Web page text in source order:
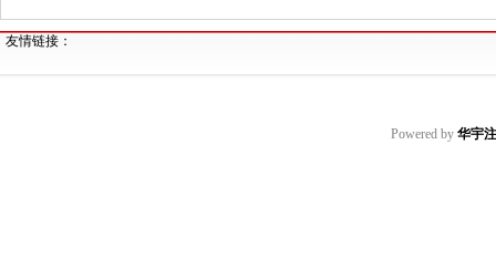
友情链接：
Powered by 华宇